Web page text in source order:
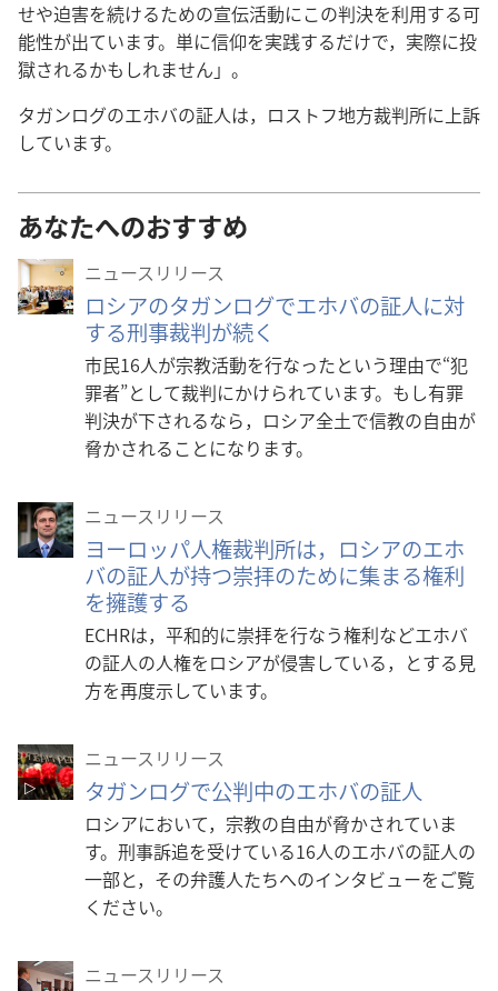
せや迫害を続けるための宣伝活動にこの判決を利用する可
能性が出ています。単に信仰を実践するだけで，実際に投
獄されるかもしれません」。
タガンログのエホバの証人は，ロストフ地方裁判所に上訴
しています。
あなたへのおすすめ
ニュースリリース
ロシアのタガンログでエホバの証人に対
する刑事裁判が続く
市民16人が宗教活動を行なったという理由で“犯
罪者”として裁判にかけられています。もし有罪
判決が下されるなら，ロシア全土で信教の自由が
脅かされることになります。
ニュースリリース
ヨーロッパ人権裁判所は，ロシアのエホ
バの証人が持つ崇拝のために集まる権利
を擁護する
ECHRは，平和的に崇拝を行なう権利などエホバ
の証人の人権をロシアが侵害している，とする見
方を再度示しています。
ニュースリリース
タガンログで公判中のエホバの証人
ロシアにおいて，宗教の自由が脅かされていま
す。刑事訴追を受けている16人のエホバの証人の
一部と，その弁護人たちへのインタビューをご覧
ください。
ニュースリリース